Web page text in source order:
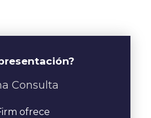
Consulta
ofrece